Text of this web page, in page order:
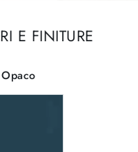
E FINITURE